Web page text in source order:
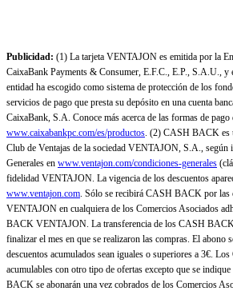
Publicidad: (1) La tarjeta VENTAJON es emitida por la
CaixaBank Payments & Consumer, E.F.C., E.P., S.A.U., y
entidad ha escogido como sistema de protección de los
servicios de pago que presta su depósito en una cuenta
CaixaBank, S.A. Conoce más acerca de las formas de pago
www.caixabankpc.com/es/productos. (2) CASH BACK es
Club de Ventajas de la sociedad VENTAJON, S.A., según
Generales en www.ventajon.com/condiciones-generales
fidelidad VENTAJON. La vigencia de los descuentos
www.ventajon.com. Sólo se recibirá CASH BACK por las
VENTAJON en cualquiera de los Comercios Asociados
BACK VENTAJON. La transferencia de los CASH BACK
finalizar el mes en que se realizaron las compras. El abono
descuentos acumulados sean iguales o superiores a 3€.
acumulables con otro tipo de ofertas excepto que se
BACK se abonarán una vez cobrados de los Comercios